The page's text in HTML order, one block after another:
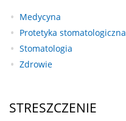
Medycyna
Protetyka stomatologiczna
Stomatologia
Zdrowie
STRESZCZENIE